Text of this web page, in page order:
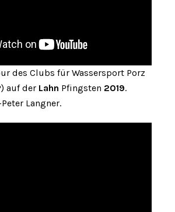
des Clubs für Wassersport Porz
) auf der Lahn Pfingsten 2019.
Langner.